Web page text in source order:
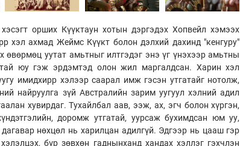
орших Күүктаун хотын дэргэдэх Хопвейл хэмээх
хэл ахмад Жеймс Күүкт болон дэлхий дахинд "кенгуру"
уутат амьтныг илтгэдэг энэ үг үнэхээр амьтны
юу гэж эрдэмтэд олон жил маргалдсан. Харин хэл
имидхирр хэлээр саарал имж гэсэн утгатайг нотолж,
найруулга зүй Австралийн зарим уугуул хэлний адил
хувирдаг. Тухайлбал аав, ээж, ах, эгч болон хүргэн,
доромж утгатай, уурсаж бухимдсан юм уу,
нөхцөл нь харилцан адилгүй. Эдгээр нь цааш гэр
бүр зөвхөн гаднынханд хандах хэллэг гэхчлэн